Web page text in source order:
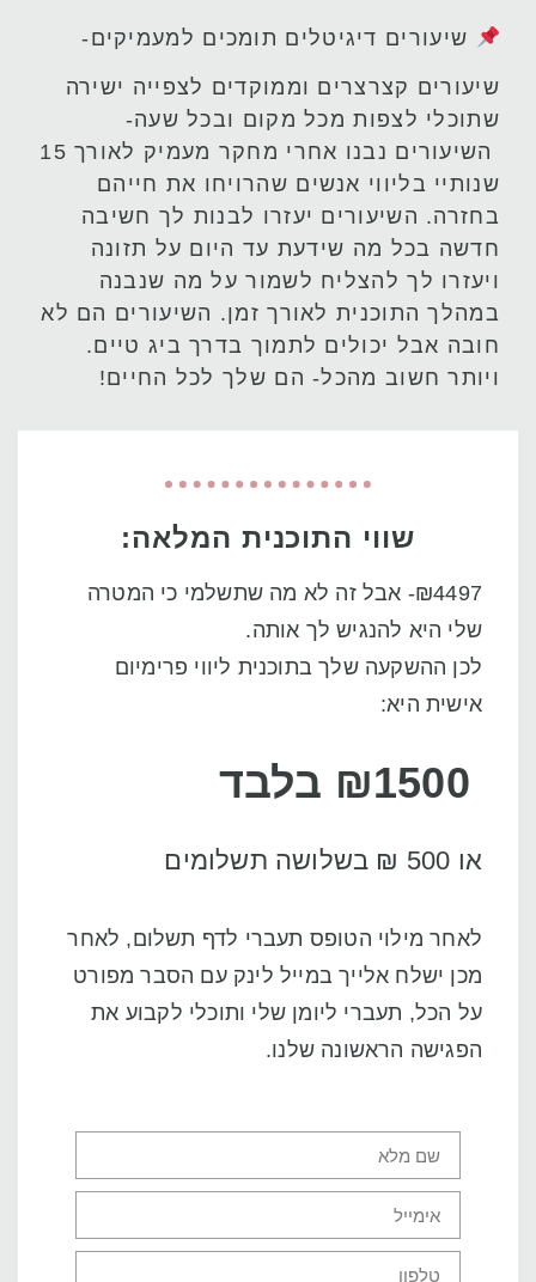
שיעורים דיגיטלים תומכים למעמיקים-
שיעורים קצרצרים וממוקדים לצפייה ישירה
שתוכלי לצפות מכל מקום ובכל שעה-
השיעורים נבנו אחרי מחקר מעמיק לאורך 15
שנותיי בליווי אנשים שהרויחו את חייהם
בחזרה. השיעורים יעזרו לבנות לך חשיבה
חדשה בכל מה שידעת עד היום על תזונה
ויעזרו לך להצליח לשמור על מה שנבנה
במהלך התוכנית לאורך זמן. השיעורים הם לא
חובה אבל יכולים לתמוך בדרך ביג טיים.
ויותר חשוב מהכל- הם שלך לכל החיים!
שווי התוכנית המלאה:
₪4497- אבל זה לא מה שתשלמי כי המטרה
שלי היא להנגיש לך אותה.
לכן ההשקעה שלך בתוכנית ליווי פרימיום
אישית היא:
או 500 ₪ בשלושה תשלומים
לאחר מילוי הטופס תעברי לדף תשלום, לאחר
מכן ישלח אלייך במייל לינק עם הסבר מפורט
על הכל, תעברי ליומן שלי ותוכלי לקבוע את
הפגישה הראשונה שלנו.